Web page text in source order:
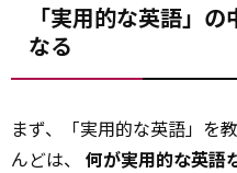
「実用的な英語」
なる
まず、「実用的な英語」を
んどは、 何が実用的な英語